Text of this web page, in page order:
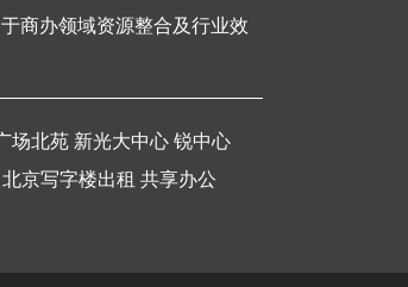
商办领域资源整合及行业效
场北苑 新光大中心 锐中心
北京写字楼出租 共享办公